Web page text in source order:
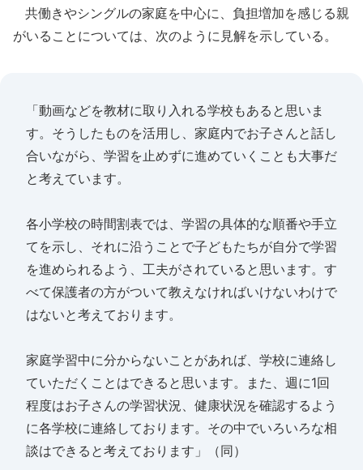
共働きやシングルの家庭を中心に、負担増加を感じる親
がいることについては、次のように見解を示している。
「動画などを教材に取り入れる学校もあると思いま
す。そうしたものを活用し、家庭内でお子さんと話し
合いながら、学習を止めずに進めていくことも大事だ
と考えています。
各小学校の時間割表では、学習の具体的な順番や手立
てを示し、それに沿うことで子どもたちが自分で学習
を進められるよう、工夫がされていると思います。す
べて保護者の方がついて教えなければいけないわけで
はないと考えております。
家庭学習中に分からないことがあれば、学校に連絡し
ていただくことはできると思います。また、週に1回
程度はお子さんの学習状況、健康状況を確認するよう
に各学校に連絡しております。その中でいろいろな相
談はできると考えております」（同）